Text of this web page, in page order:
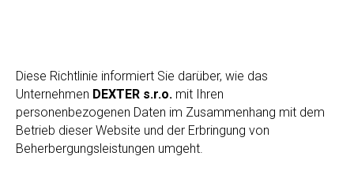
Diese Richtlinie informiert Sie darüber, wie das
Unternehmen DEXTER s.r.o. mit Ihren
personenbezogenen Daten im Zusammenhang mit dem
Betrieb dieser Website und der Erbringung von
Beherbergungsleistungen umgeht.